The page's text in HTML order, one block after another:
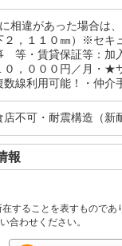
相違があった場合は
２，１１０㎜）※セキ
等・賃貸保証等：加
０，０００円／月・
利用可能！・仲介
不可・耐震構造（新
報
することを表すものであ
合わせください。